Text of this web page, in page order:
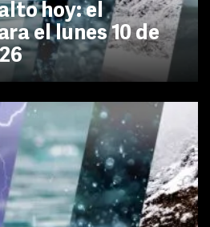
hoy: el
el lunes 10 de